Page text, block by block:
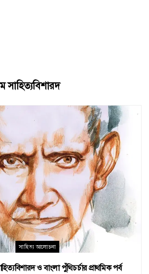
সাহিত্য আলোচনা
ও বাংলা পুঁথিচর্চার প্রাথমিক পর্ব